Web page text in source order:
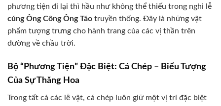
phương tiện đi lại thì hầu như không thể thiếu trong nghi lễ
cúng Ông Công Ông Táo truyền thống. Đây là những vật
phẩm tượng trưng cho hành trang của các vị thần trên
đường về chầu trời.
Bộ “Phương Tiện” Đặc Biệt: Cá Chép – Biểu Tượng
Của Sự Thăng Hoa
Trong tất cả các lễ vật, cá chép luôn giữ một vị trí đặc biệt